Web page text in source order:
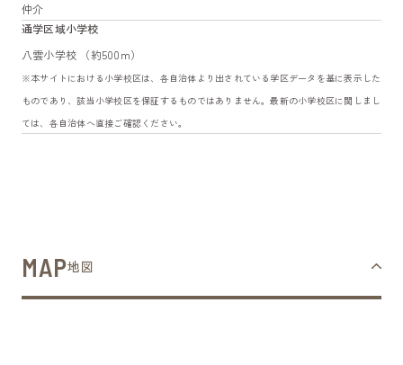
仲介
通学区域小学校
八雲小学校 （約500m）
※本サイトにおける小学校区は、各自治体より出されている学区データを基に表示した
ものであり、該当小学校区を保証するものではありません。最新の小学校区に関しまし
ては、各自治体へ直接ご確認ください。
MAP地図